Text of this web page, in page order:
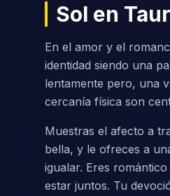
Sol en
En el amor y el
identidad siendo una
lentamente pero, una
cercanía física son
Muestras el afecto a
bella, y le ofreces a
igualar. Eres
estar juntos. Tu